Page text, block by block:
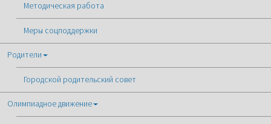
Методическая работа
Меры соцподдержки
Родители
Городской родительский совет
Олимпиадное движение